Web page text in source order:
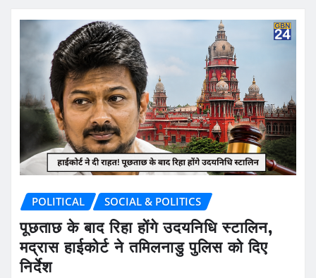
POLITICAL SOCIAL & POLITICS
पूछताछ के बाद रिहा होंगे उदयनिधि स्टालिन,
मद्रास हाईकोर्ट ने तमिलनाडु पुलिस को दिए
निर्देश